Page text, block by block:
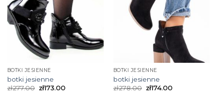
BOTKI JESIENNE
botki jesienne
zł277.00 zł173.00
BOTKI JESIENNE
botki jesienne
zł278.00 zł174.00